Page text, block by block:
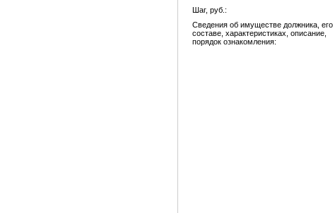
Шаг, руб.:
Сведения об имуществе должника, его
составе, характеристиках, описание,
порядок ознакомления: